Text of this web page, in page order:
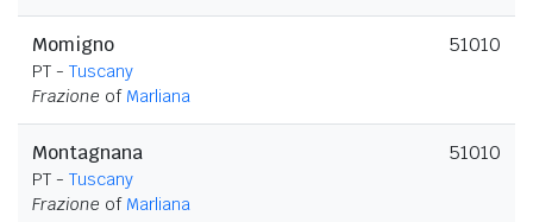
Momigno
PT - Tuscany
Frazione of Marliana
51010
Montagnana
PT - Tuscany
Frazione of Marliana
51010